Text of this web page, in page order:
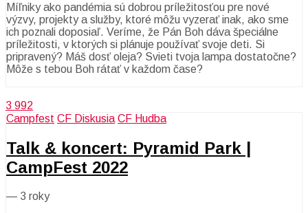
Míľniky ako pandémia sú dobrou príležitosťou pre nové
výzvy, projekty a služby, ktoré môžu vyzerať inak, ako sme
ich poznali doposiaľ. Veríme, že Pán Boh dáva špeciálne
príležitosti, v ktorých si plánuje používať svoje deti. Si
pripravený? Máš dosť oleja? Svieti tvoja lampa dostatočne?
Môže s tebou Boh rátať v každom čase?
3 992
Campfest CF Diskusia CF Hudba
Talk & koncert: Pyramid Park |
CampFest 2022
— 3 roky